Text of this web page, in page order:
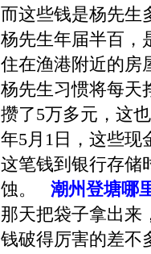
而这些钱是杨先生
杨先生年届半百，
住在渔港附近的房
杨先生习惯将每天
攒了5万多元，这
年5月1日，这些现
这笔钱到银行存储
蚀。
潮州登塘哪
那天把袋子拿出来
钱破得厉害的差不